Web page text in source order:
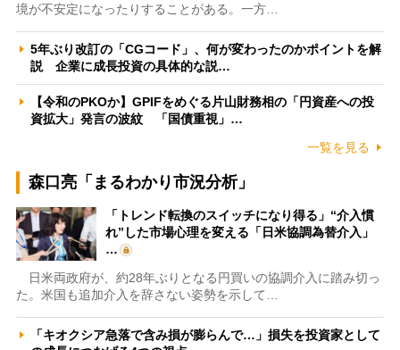
境が不安定になったりすることがある。一方…
5年ぶり改訂の「CGコード」、何が変わったのかポイントを解
説 企業に成長投資の具体的な説…
【令和のPKOか】GPIFをめぐる片山財務相の「円資産への投
資拡大」発言の波紋 「国債重視」…
一覧を見る
森口亮「まるわかり市況分析」
「トレンド転換のスイッチになり得る」“介入慣
れ”した市場心理を変える「日米協調為替介入」
…
日米両政府が、約28年ぶりとなる円買いの協調介入に踏み切っ
た。米国も追加介入を辞さない姿勢を示して…
「キオクシア急落で含み損が膨らんで…」損失を投資家として